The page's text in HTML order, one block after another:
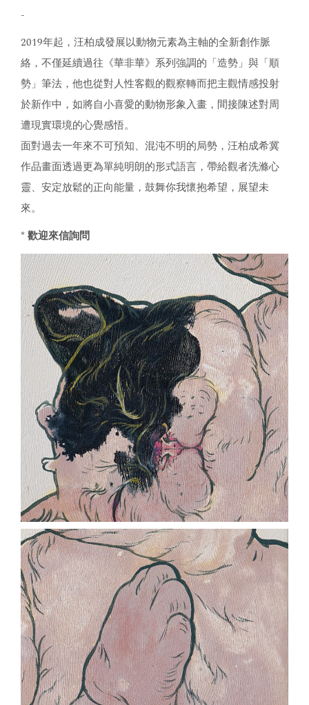
-
2019年起，汪柏成發展以動物元素為主軸的全新創作脈
絡，不僅延續過往《華非華》系列強調的「造勢」與「順
勢」筆法，他也從對人性客觀的觀察轉而把主觀情感投射
於新作中，如將自小喜愛的動物形象入畫，間接陳述對周
遭現實環境的心覺感悟。
面對過去一年來不可預知、混沌不明的局勢，汪柏成希冀
作品畫面透過更為單純明朗的形式語言，帶給觀者洗滌心
靈、安定放鬆的正向能量，鼓舞你我懷抱希望，展望未
來。
* 歡迎來信詢問